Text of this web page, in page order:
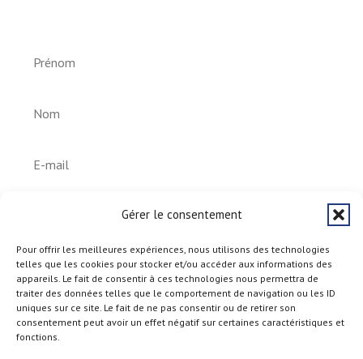
Gérer le consentement
Pour offrir les meilleures expériences, nous utilisons des technologies
telles que les cookies pour stocker et/ou accéder aux informations des
appareils. Le fait de consentir à ces technologies nous permettra de
traiter des données telles que le comportement de navigation ou les ID
uniques sur ce site. Le fait de ne pas consentir ou de retirer son
consentement peut avoir un effet négatif sur certaines caractéristiques et
fonctions.
S'abonner